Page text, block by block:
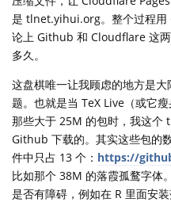
是 tlnet.yihui.org。整个过程
论上 Github 和 Cloudflare 这
多久。
这盘棋唯一让我顾虑的地方是
题。也就是当 TeX Live（或它
那些大于 25M 的包时，我这
Github 下载的。其实这些包的
件中只占 13 个： https://
比如那个 38M 的落霞孤鹜字体
是否有障碍，例如在 R 里面安装